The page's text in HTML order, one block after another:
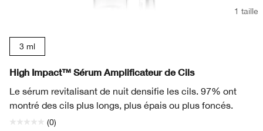
1 taille
3 ml
High Impact™ Sérum Amplificateur de Cils
Le sérum revitalisant de nuit densifie les cils. 97% ont
montré des cils plus longs, plus épais ou plus foncés.
(0)